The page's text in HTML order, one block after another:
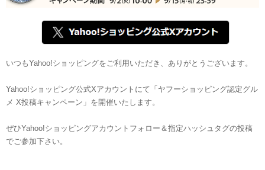
いつもYahoo!ショッピングをご利用いただき、ありがとうございます。
Yahoo!ショッピング公式Xアカウントにて「ヤフーショッピング認定グル
メ X投稿キャンペーン」を開催いたします。
ぜひYahoo!ショッピングアカウントフォロー＆指定ハッシュタグの投稿
でご参加下さい。